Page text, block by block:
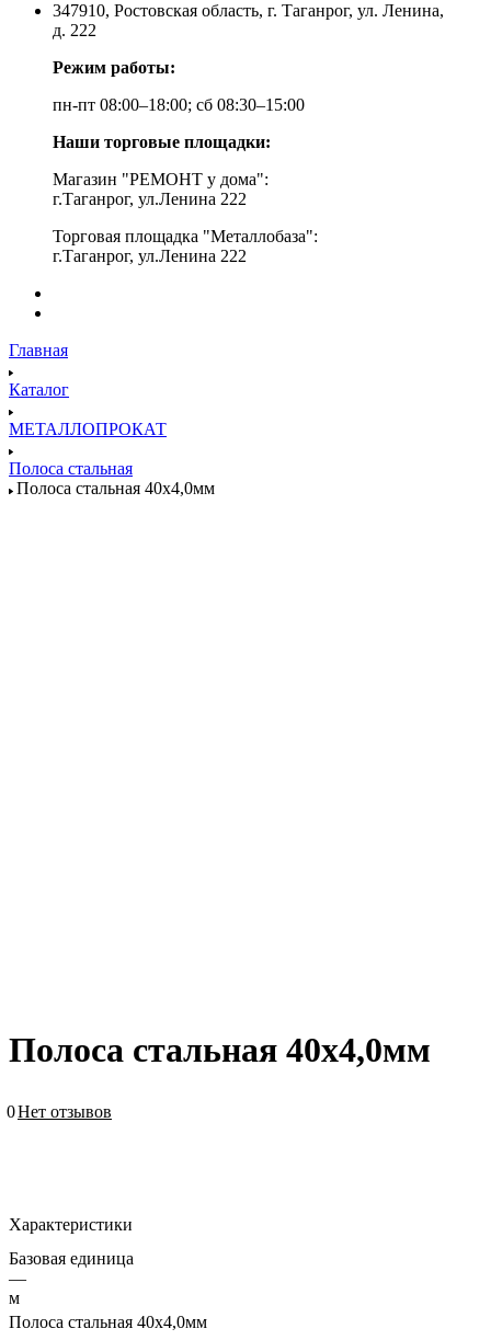
347910, Ростовская область, г. Таганрог, ул. Ленина,
д. 222
Режим работы:
пн-пт 08:00–18:00; сб 08:30–15:00
Наши торговые площадки:
Магазин "РЕМОНТ у дома":
г.Таганрог, ул.Ленина 222
Торговая площадка "Металлобаза":
г.Таганрог, ул.Ленина 222
Главная
Каталог
МЕТАЛЛОПРОКАТ
Полоса стальная
Полоса стальная 40х4,0мм
Полоса стальная 40х4,0мм
0Нет отзывов
Характеристики
Базовая единица
—
м
Полоса стальная 40х4,0мм